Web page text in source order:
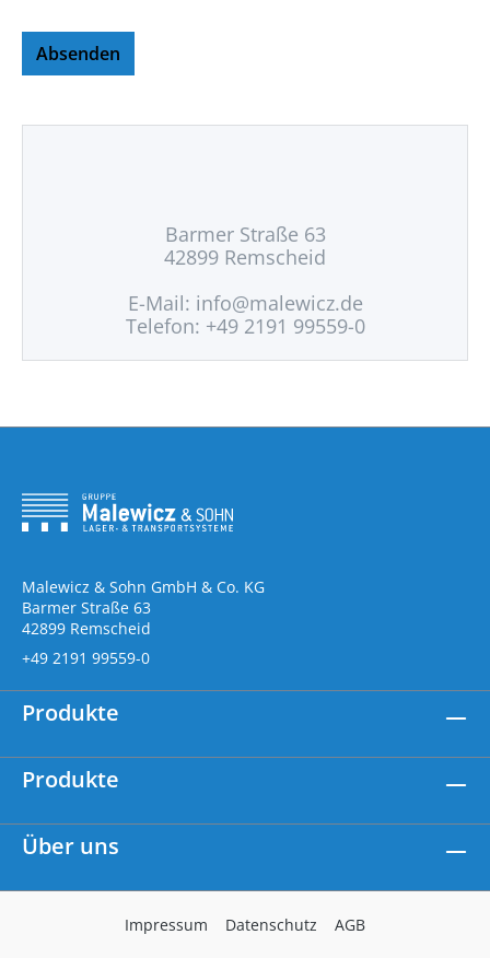
Absenden
Barmer Straße 63
42899 Remscheid
E-Mail: info@malewicz.de
Telefon: +49 2191 99559-0
Malewicz & Sohn GmbH & Co. KG
Barmer Straße 63
42899 Remscheid
+49 2191 99559-0
Produkte
Produkte
Über uns
Impressum Datenschutz AGB